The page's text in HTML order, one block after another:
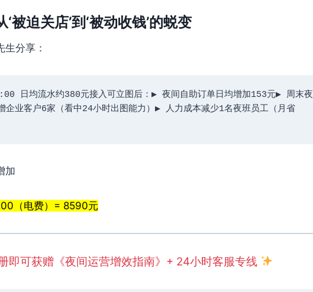
被迫关店’到‘被动收钱’的蜕变
分享：
日均流水约380元接入可立图后：▶ 夜间自助订单日均增加153元▶ 周末夜
企业客户6家（看中24小时出图能力）▶ 人力成本减少1名夜班员工（月省
加
（电费）= 8590元
即可获赠《夜间运营增效指南》+ 24小时客服专线